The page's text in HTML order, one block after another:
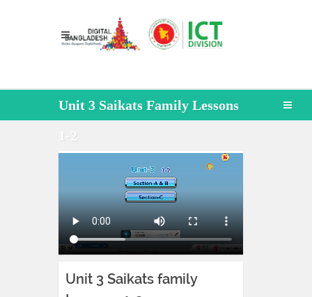
Unit 3 Saikats Family Lessons
1-2
Unit 3 Saikats family